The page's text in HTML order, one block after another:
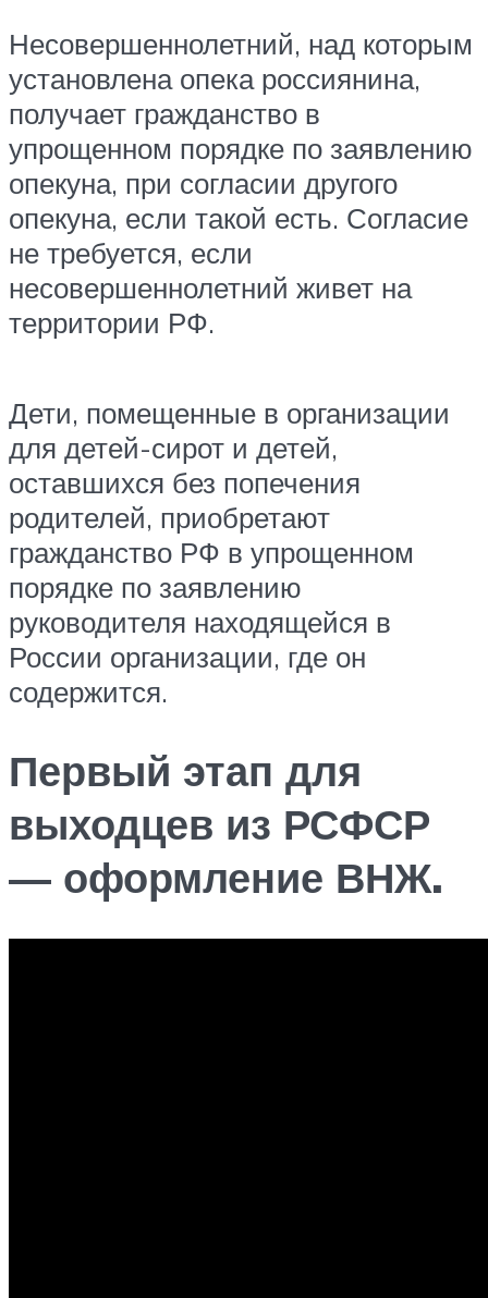
Несовершеннолетний, над которым
установлена опека россиянина,
получает гражданство в
упрощенном порядке по заявлению
опекуна, при согласии другого
опекуна, если такой есть. Согласие
не требуется, если
несовершеннолетний живет на
территории РФ.
Дети, помещенные в организации
для детей-сирот и детей,
оставшихся без попечения
родителей, приобретают
гражданство РФ в упрощенном
порядке по заявлению
руководителя находящейся в
России организации, где он
содержится.
Первый этап для
выходцев из РСФСР
— оформление ВНЖ.